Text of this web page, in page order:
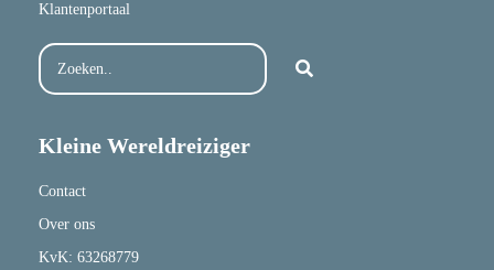
Klantenportaal
Kleine Wereldreiziger
Contact
Over ons
KvK: 63268779